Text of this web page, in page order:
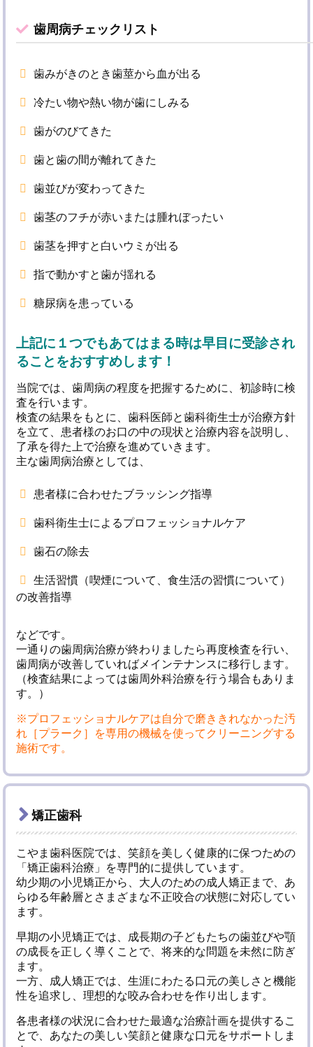
歯周病チェックリスト
歯みがきのとき歯莖から血が出る
冷たい物や熱い物が歯にしみる
歯がのびてきた
歯と歯の間が離れてきた
歯並びが変わってきた
歯茎のフチが赤いまたは腫れぼったい
歯茎を押すと白いウミが出る
指で動かすと歯が揺れる
糖尿病を患っている
上記に１つでもあてはまる時は早目に受診され
ることをおすすめします！
当院では、歯周病の程度を把握するために、初診時に検
査を行います。
検査の結果をもとに、歯科医師と歯科衛生士が治療方針
を立て、患者様のお口の中の現状と治療内容を説明し、
了承を得た上で治療を進めていきます。
主な歯周病治療としては、
患者様に合わせたブラッシング指導
歯科衛生士によるプロフェッショナルケア
歯石の除去
生活習慣（喫煙について、食生活の習慣について）
の改善指導
などです。
一通りの歯周病治療が終わりましたら再度検査を行い、
歯周病が改善していればメインテナンスに移行します。
（検査結果によっては歯周外科治療を行う場合もありま
す。）
※プロフェッショナルケアは自分で磨ききれなかった汚
れ［プラーク］を専用の機械を使ってクリーニングする
施術です。
矯正歯科
こやま歯科医院では、笑顔を美しく健康的に保つための
「矯正歯科治療」を専門的に提供しています。
幼少期の小児矯正から、大人のための成人矯正まで、あ
らゆる年齢層とさまざまな不正咬合の状態に対応してい
ます。
早期の小児矯正では、成長期の子どもたちの歯並びや顎
の成長を正しく導くことで、将来的な問題を未然に防ぎ
ます。
一方、成人矯正では、生涯にわたる口元の美しさと機能
性を追求し、理想的な咬み合わせを作り出します。
各患者様の状況に合わせた最適な治療計画を提供するこ
とで、あなたの美しい笑顔と健康な口元をサポートしま